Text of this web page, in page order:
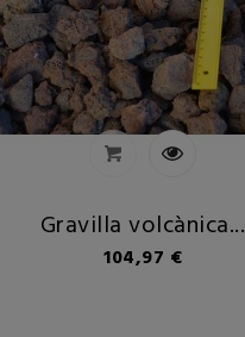
Gravilla volcànica...
Preu
104,97 €